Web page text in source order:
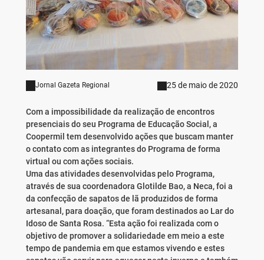
Jornal Gazeta Regional 25 de maio de 2020
Com a impossibilidade da realização de encontros
presenciais do seu Programa de Educação Social, a
Coopermil tem desenvolvido ações que buscam manter
o contato com as integrantes do Programa de forma
virtual ou com ações sociais.
Uma das atividades desenvolvidas pelo Programa,
através de sua coordenadora Glotilde Bao, a Neca, foi a
da confecção de sapatos de lã produzidos de forma
artesanal, para doação, que foram destinados ao Lar do
Idoso de Santa Rosa. “Esta ação foi realizada com o
objetivo de promover a solidariedade em meio a este
tempo de pandemia em que estamos vivendo e estes